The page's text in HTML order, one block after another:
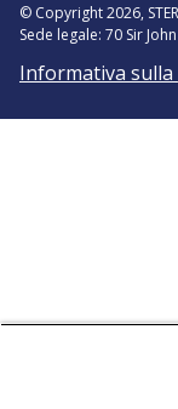
© Copyright 2026,
Sede legale: 70 Sir
Informativa sulla